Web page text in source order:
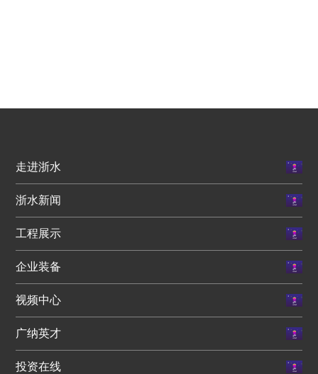
走进浙水
浙水新闻
工程展示
企业装备
视频中心
广纳英才
投资在线